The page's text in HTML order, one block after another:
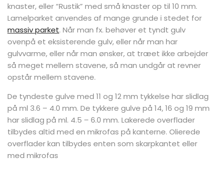
knaster, eller “Rustik” med små knaster op til 10 mm.
Lamelparket anvendes af mange grunde i stedet for
massiv parket. Når man fx. behøver et tyndt gulv
ovenpå et eksisterende gulv, eller når man har
gulvvarme, eller når man ønsker, at træet ikke arbejder
så meget mellem stavene, så man undgår at revner
opstår mellem stavene.
De tyndeste gulve med 11 og 12 mm tykkelse har slidlag
på ml 3.6 – 4.0 mm. De tykkere gulve på 14, 16 og 19 mm
har slidlag på ml. 4.5 – 6.0 mm. Lakerede overflader
tilbydes altid med en mikrofas på kanterne. Olierede
overflader kan tilbydes enten som skarpkantet eller
med mikrofas